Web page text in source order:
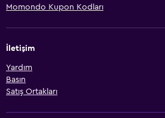
Momondo Kupon Kodları
İletişim
Yardım
Basın
Satış Ortakları